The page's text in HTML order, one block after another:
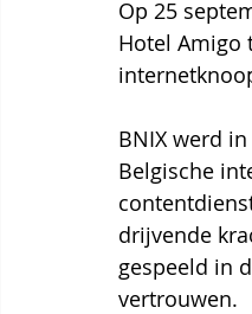
Op 25
Hotel Amigo
BNIX werd
Belgische
drijvende
gespeeld in
vertrouwen.